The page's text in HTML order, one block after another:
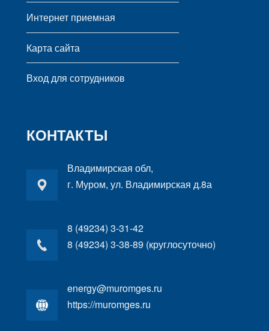
Интернет приемная
Карта сайта
Вход для сотрудников
КОНТАКТЫ
Владимирская обл,
г. Муром, ул. Владимирская д.8а
8 (49234) 3-31-42
8 (49234) 3-38-89 (круглосуточно)
energy@muromges.ru
https://muromges.ru